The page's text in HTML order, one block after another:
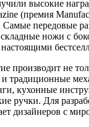
высокие
(премия
Самые передовые
ножи с
производит не
традиционные
кухонные
ручки. Для
дизайнеров с